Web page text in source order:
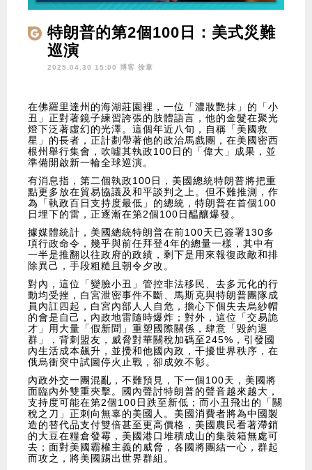
特朗普的第2個100日：美式災難
巡演
2025.04.30 15:00 博客 徐韋
在佛羅里達州的海湖莊園裡，一位「濃妝艷抹」的「小
丑」正對著鏡子練習誇張的肢體語言，他的金髮在聚光
燈下泛著虛幻的光澤。這個年近八旬，自稱「美國救
星」的長者，正計劃帶著他的政治馬戲團，在美國密西
根州舉行集會，吹噓其執政100日的「偉大」成果，並
準備開啟新一輪全球巡演。
有消息指，第二個執政100日，美國總統特朗普將把重
點更多放在貿易協議及和平談判之上。但不難推測，作
為「執政百日支持度最低」的總統，特朗普在首個100
日埋下的雷，正逐漸在第2個100日醖釀爆發。
據媒體統計，美國總統特朗普在前100天已簽署130多
項行政命令，幾乎與前任拜登4年的總量一樣，其中有
一半是推翻以往政府的政績，剩下是用來報復政敵和排
除異己，手段粗糙且朝令夕改。
對內，這位「變臉小丑」管控非法移民、去多元化的行
動均受挫，白宮泄密事件不斷、馬斯克與特朗普團隊成
員內訌四起，白宮內部人人自危，擔心下個失去烏紗帽
的會是自己，內政地雷隨時爆炸；對外，這位「交易詭
才」用大量「假新聞」重塑國際關係，肆意「毀約退
群」，背刺盟友，威脅對華關稅加碼至245%，引發國
內生活成本飆升，並攪和他國內政，干擾世界秩序，在
俄烏衝突中試圖停火止戰，卻成效不彰。
內政外交一團混亂，不難預見，下一個100天，美國將
面臨內外雙重夾擊。國內聲討特朗普的聲音越來越大，
支持度可能在第2個100日跌至新低；而小丑飛出的「關
稅之刀」正刺向無辜的美國人。美國消費者將為中國製
造的替代品支付雙倍甚至更高價格，美國農民看著滯銷
的大豆在糧倉發霉，美國港口堆積成山的集裝箱無處可
去；面對美國霸權主義的威脅，各國將團結一心，群起
而攻之，將美國踢出世界群組。